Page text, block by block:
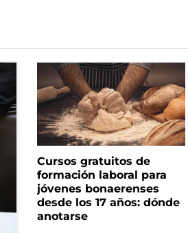
Cursos gratuitos de
formación laboral para
jóvenes bonaerenses
desde los 17 años: dónde
anotarse